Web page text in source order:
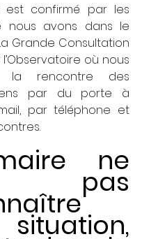
est confirmé par les
nous avons dans le
Grande Consultation
où nous
la rencontre des
par du porte à
par téléphone et
ne
pas